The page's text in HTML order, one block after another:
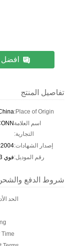
تفاصيل المنتج
Place of Origin:
اسم العلامة
التجارية:
إصدار الشهادات:
رقم الموديل:فوي 57033
شروط الدفع
الحد